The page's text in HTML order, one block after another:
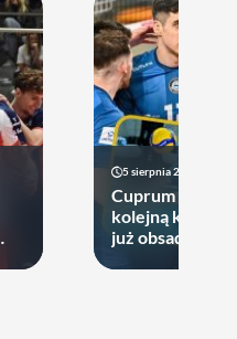
5 sierpnia 2026 14:44
Cuprum Stilon
kolejną kartę!
już obsadzona